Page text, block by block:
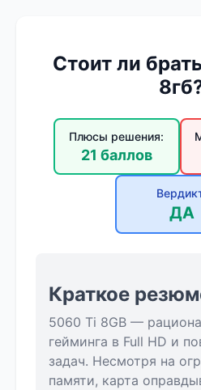
Стоит ли
Плюсы решения:
21 баллов
ДА
Краткое
5060 Ti 8GB —
гейминга в Full HD и
задач. Несмотря на
памяти, карта